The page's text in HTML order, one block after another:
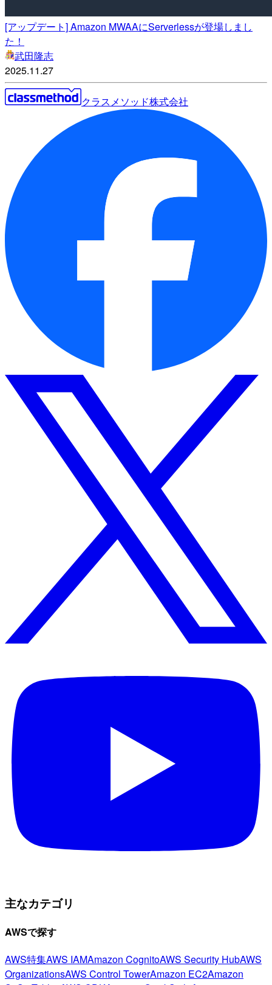
[アップデート] Amazon MWAAにServerlessが登場しまし
た！
武田隆志
2025.11.27
クラスメソッド株式会社
主なカテゴリ
AWSで探す
AWS特集AWS IAMAmazon CognitoAWS Security HubAWS
OrganizationsAWS Control TowerAmazon EC2Amazon